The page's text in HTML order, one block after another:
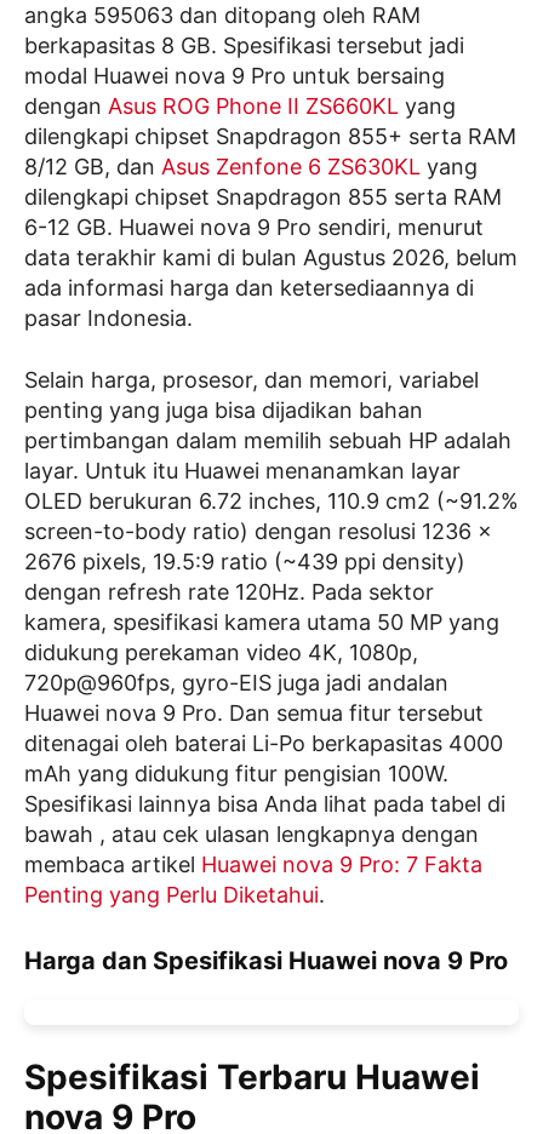
angka 595063 dan ditopang oleh RAM
berkapasitas 8 GB. Spesifikasi tersebut jadi
modal Huawei nova 9 Pro untuk bersaing
dengan Asus ROG Phone II ZS660KL yang
dilengkapi chipset Snapdragon 855+ serta RAM
8/12 GB, dan Asus Zenfone 6 ZS630KL yang
dilengkapi chipset Snapdragon 855 serta RAM
6-12 GB. Huawei nova 9 Pro sendiri, menurut
data terakhir kami di bulan Agustus 2026, belum
ada informasi harga dan ketersediaannya di
pasar Indonesia.
Selain harga, prosesor, dan memori, variabel
penting yang juga bisa dijadikan bahan
pertimbangan dalam memilih sebuah HP adalah
layar. Untuk itu Huawei menanamkan layar
OLED berukuran 6.72 inches, 110.9 cm2 (~91.2%
screen-to-body ratio) dengan resolusi 1236 x
2676 pixels, 19.5:9 ratio (~439 ppi density)
dengan refresh rate 120Hz. Pada sektor
kamera, spesifikasi kamera utama 50 MP yang
didukung perekaman video 4K, 1080p,
720p@960fps, gyro-EIS juga jadi andalan
Huawei nova 9 Pro. Dan semua fitur tersebut
ditenagai oleh baterai Li-Po berkapasitas 4000
mAh yang didukung fitur pengisian 100W.
Spesifikasi lainnya bisa Anda lihat pada tabel di
bawah , atau cek ulasan lengkapnya dengan
membaca artikel Huawei nova 9 Pro: 7 Fakta
Penting yang Perlu Diketahui.
Harga dan Spesifikasi Huawei nova 9 Pro
Spesifikasi Terbaru Huawei
nova 9 Pro